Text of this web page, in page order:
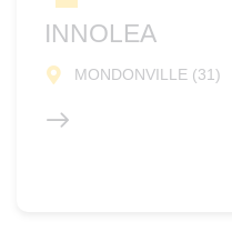
INNOLEA
MONDONVILLE (31)